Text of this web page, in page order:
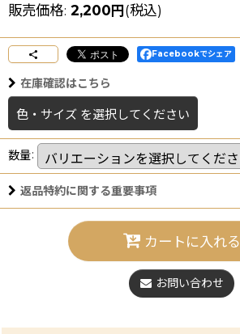
販売価格: 2,200円(税込)
Facebookでシェア
在庫確認はこちら
色・サイズ を選択してください
数量:
返品特約に関する重要事項
カートに入れる
お問い合わせ